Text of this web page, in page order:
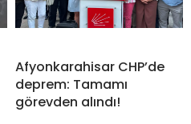
Afyonkarahisar CHP’de
deprem: Tamamı
görevden alındı!